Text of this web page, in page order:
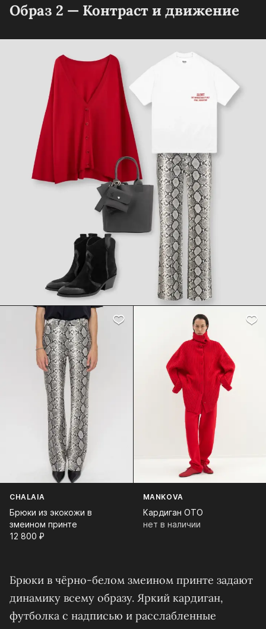
Образ 2 — Контраст и движение
CHALAIA
Брюки из экокожи в
змеином принте
12 800⁠ ⁠₽
MANKOVA
Кардиган ОТО
нет в наличии
Брюки в чёрно-белом змеином принте задают
динамику всему образу. Яркий кардиган,
футболка с надписью и расслабленные